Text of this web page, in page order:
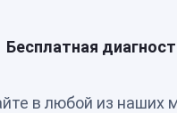
Бесплатная
в любой из наших